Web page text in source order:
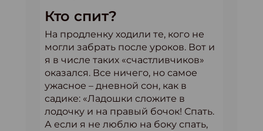
Кто спит?
На продленку ходили те, кого не
могли забрать после уроков. Вот и
я в числе таких «счастливчиков»
оказался. Все ничего, но самое
ужасное – дневной сон, как в
садике: «Ладошки сложите в
лодочку и на правый бочок! Спать.
А если я не люблю на боку спать,